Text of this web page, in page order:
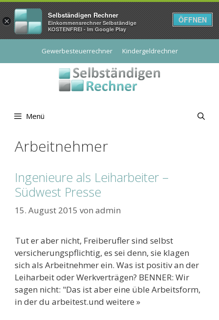
Gewerbesteuerrechner Kindergeldrechner
Menü
Arbeitnehmer
Ingenieure als Leiharbeiter –
Südwest Presse
15. August 2015 von admin
Tut er aber nicht, Freiberufler sind selbst
versicherungspflichtig, es sei denn, sie klagen
sich als Arbeitnehmer ein. Was ist positiv an der
Leiharbeit oder Werkverträgen? BENNER: Wir
sagen nicht: "Das ist aber eine üble Arbeitsform,
in der du arbeitest.und weitere »
×
Selbständigen Rechner
Einkommensrechner Selbständige
KOSTENFREI - Im Google Play
ÖFFNEN